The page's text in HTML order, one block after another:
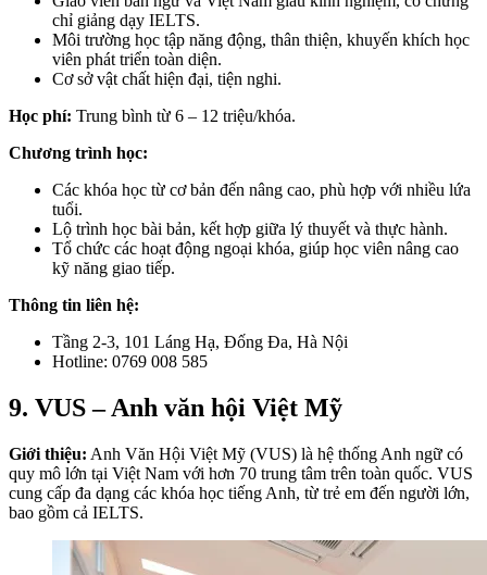
chỉ giảng dạy IELTS.
Môi trường học tập năng động, thân thiện, khuyến khích học
viên phát triển toàn diện.
Cơ sở vật chất hiện đại, tiện nghi.
Học phí: Trung bình từ 6 – 12 triệu/khóa.
Chương trình học:
Các khóa học từ cơ bản đến nâng cao, phù hợp với nhiều lứa
tuổi.
Lộ trình học bài bản, kết hợp giữa lý thuyết và thực hành.
Tổ chức các hoạt động ngoại khóa, giúp học viên nâng cao
kỹ năng giao tiếp.
Thông tin liên hệ:
Tầng 2-3, 101 Láng Hạ, Đống Đa, Hà Nội
Hotline: 0769 008 585
9. VUS – Anh văn hội Việt Mỹ
Giới thiệu: Anh Văn Hội Việt Mỹ (VUS) là hệ thống Anh ngữ có
quy mô lớn tại Việt Nam với hơn 70 trung tâm trên toàn quốc. VUS
cung cấp đa dạng các khóa học tiếng Anh, từ trẻ em đến người lớn,
bao gồm cả IELTS.